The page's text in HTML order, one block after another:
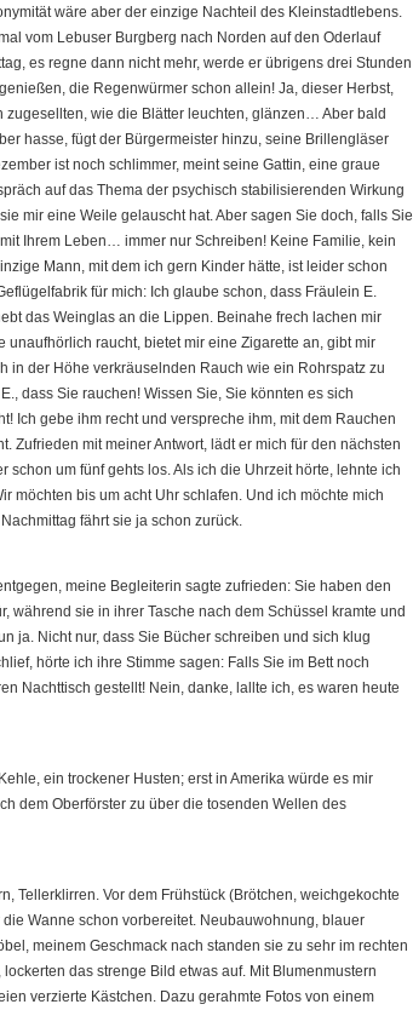
wäre aber der einzige Nachteil des Kleinstadtlebens.
vom Lebuser Burgberg nach Norden auf den Oderlauf
es regne dann nicht mehr, werde er übrigens drei Stunden
die Regenwürmer schon allein! Ja, dieser Herbst,
wie die Blätter leuchten, glänzen… Aber bald
hasse, fügt der Bürgermeister hinzu, seine Brillengläser
ist noch schlimmer, meint seine Gattin, eine graue
auf das Thema der psychisch stabilisierenden Wirkung
mir eine Weile gelauscht hat. Aber sagen Sie doch, falls Sie
Ihrem Leben… immer nur Schreiben! Keine Familie, kein
Mann, mit dem ich gern Kinder hätte, ist leider schon
für mich: Ich glaube schon, dass Fräulein E.
das Weinglas an die Lippen. Beinahe frech lachen mir
raucht, bietet mir eine Zigarette an, gibt mir
in der Höhe verkräuselnden Rauch wie ein Rohrspatz zu
dass Sie rauchen! Wissen Sie, Sie könnten es sich
Ich gebe ihm recht und verspreche ihm, mit dem Rauchen
Zufrieden mit meiner Antwort, lädt er mich für den nächsten
um fünf gehts los. Als ich die Uhrzeit hörte, lehnte ich
möchten bis um acht Uhr schlafen. Und ich möchte mich
fährt sie ja schon zurück.
meine Begleiterin sagte zufrieden: Sie haben den
während sie in ihrer Tasche nach dem Schüssel kramte und
ja. Nicht nur, dass Sie Bücher schreiben und sich klug
hörte ich ihre Stimme sagen: Falls Sie im Bett noch
Nachttisch gestellt! Nein, danke, lallte ich, es waren heute
ein trockener Husten; erst in Amerika würde es mir
dem Oberförster zu über die tosenden Wellen des
Tellerklirren. Vor dem Frühstück (Brötchen, weichgekochte
Wanne schon vorbereitet. Neubauwohnung, blauer
meinem Geschmack nach standen sie zu sehr im rechten
das strenge Bild etwas auf. Mit Blumenmustern
verzierte Kästchen. Dazu gerahmte Fotos von einem